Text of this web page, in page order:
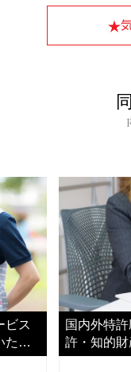
ビス
ただ
国内外特
許・知的
だきます